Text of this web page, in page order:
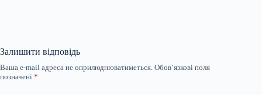
Залишити відповідь
Ваша e-mail адреса не оприлюднюватиметься. Обов’язкові поля
позначені *